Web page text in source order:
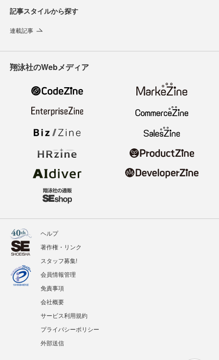
記事スタイルから探す
連載記事
翔泳社のWebメディア
ヘルプ
著作権・リンク
スタッフ募集!
会員情報管理
免責事項
会社概要
サービス利用規約
プライバシーポリシー
外部送信